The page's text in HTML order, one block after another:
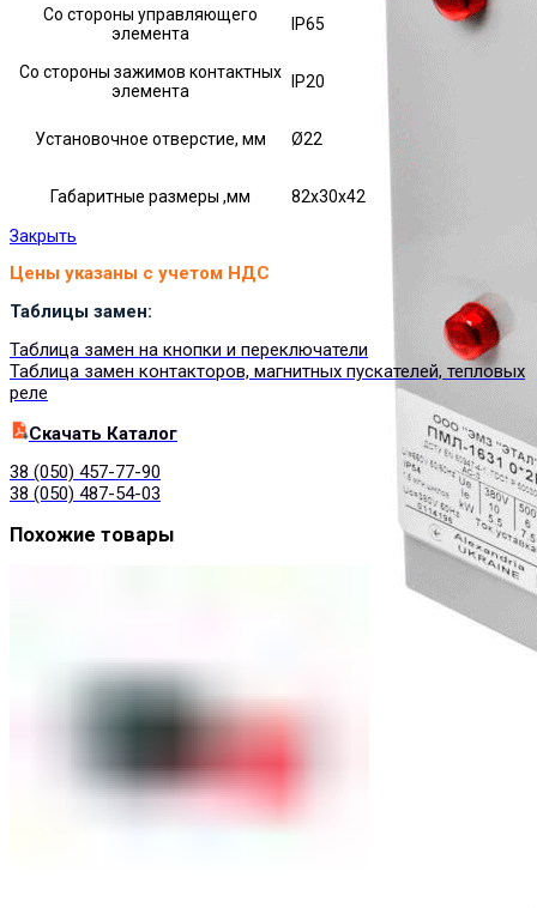
Пускатели
Со стороны управляющего
элемента
IP65
Со стороны зажимов контактных
элемента
IP20
Установочное отверстие, мм Ø22
Габаритные размеры ,мм 82х30х42
Закрыть
Цены указаны с учетом НДС
Таблицы замен:
Таблица замен на кнопки и переключатели
Таблица замен контакторов, магнитных пускателей, тепловых
реле
Cкачать Каталог
38 (050) 457-77-90
38 (050) 487-54-03
Похожие товары